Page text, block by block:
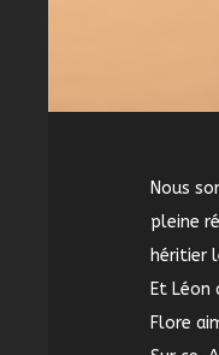
Nous
pleine
héritier
Et
Flore